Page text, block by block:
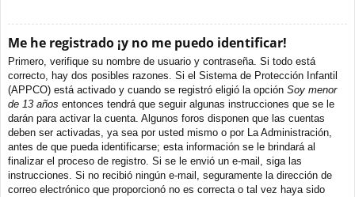
Me he registrado ¡y no me puedo identificar!
Primero, verifique su nombre de usuario y contraseña. Si todo está
correcto, hay dos posibles razones. Si el Sistema de Protección Infantil
(APPCO) está activado y cuando se registró eligió la opción Soy menor
de 13 años entonces tendrá que seguir algunas instrucciones que se le
darán para activar la cuenta. Algunos foros disponen que las cuentas
deben ser activadas, ya sea por usted mismo o por La Administración,
antes de que pueda identificarse; esta información se le brindará al
finalizar el proceso de registro. Si se le envió un e-mail, siga las
instrucciones. Si no recibió ningún e-mail, seguramente la dirección de
correo electrónico que proporcionó no es correcta o tal vez haya sido